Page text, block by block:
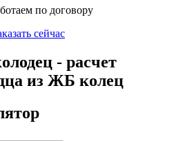
по договору
сейчас
- расчет
из ЖБ колец